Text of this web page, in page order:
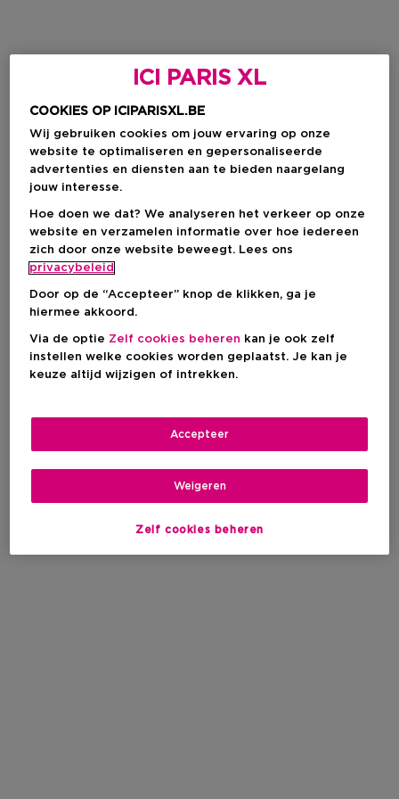
ICI PARIS XL
COOKIES OP ICIPARISXL.BE
Wij gebruiken cookies om jouw ervaring op onze
website te optimaliseren en gepersonaliseerde
advertenties en diensten aan te bieden naargelang
jouw interesse.
Hoe doen we dat? We analyseren het verkeer op onze
website en verzamelen informatie over hoe iedereen
zich door onze website beweegt. Lees ons
privacybeleid
Door op de “Accepteer” knop de klikken, ga je
hiermee akkoord.
Via de optie Zelf cookies beheren kan je ook zelf
instellen welke cookies worden geplaatst. Je kan je
keuze altijd wijzigen of intrekken.
Zelf cookies beheren
Weigeren
Accepteer